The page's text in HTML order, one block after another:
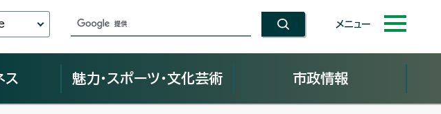
メニュー
ス 魅力・スポーツ・文化芸術 市政情報